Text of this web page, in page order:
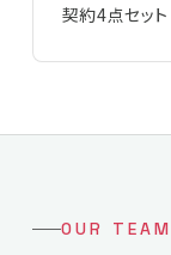
契約4点セット
OUR TEAM